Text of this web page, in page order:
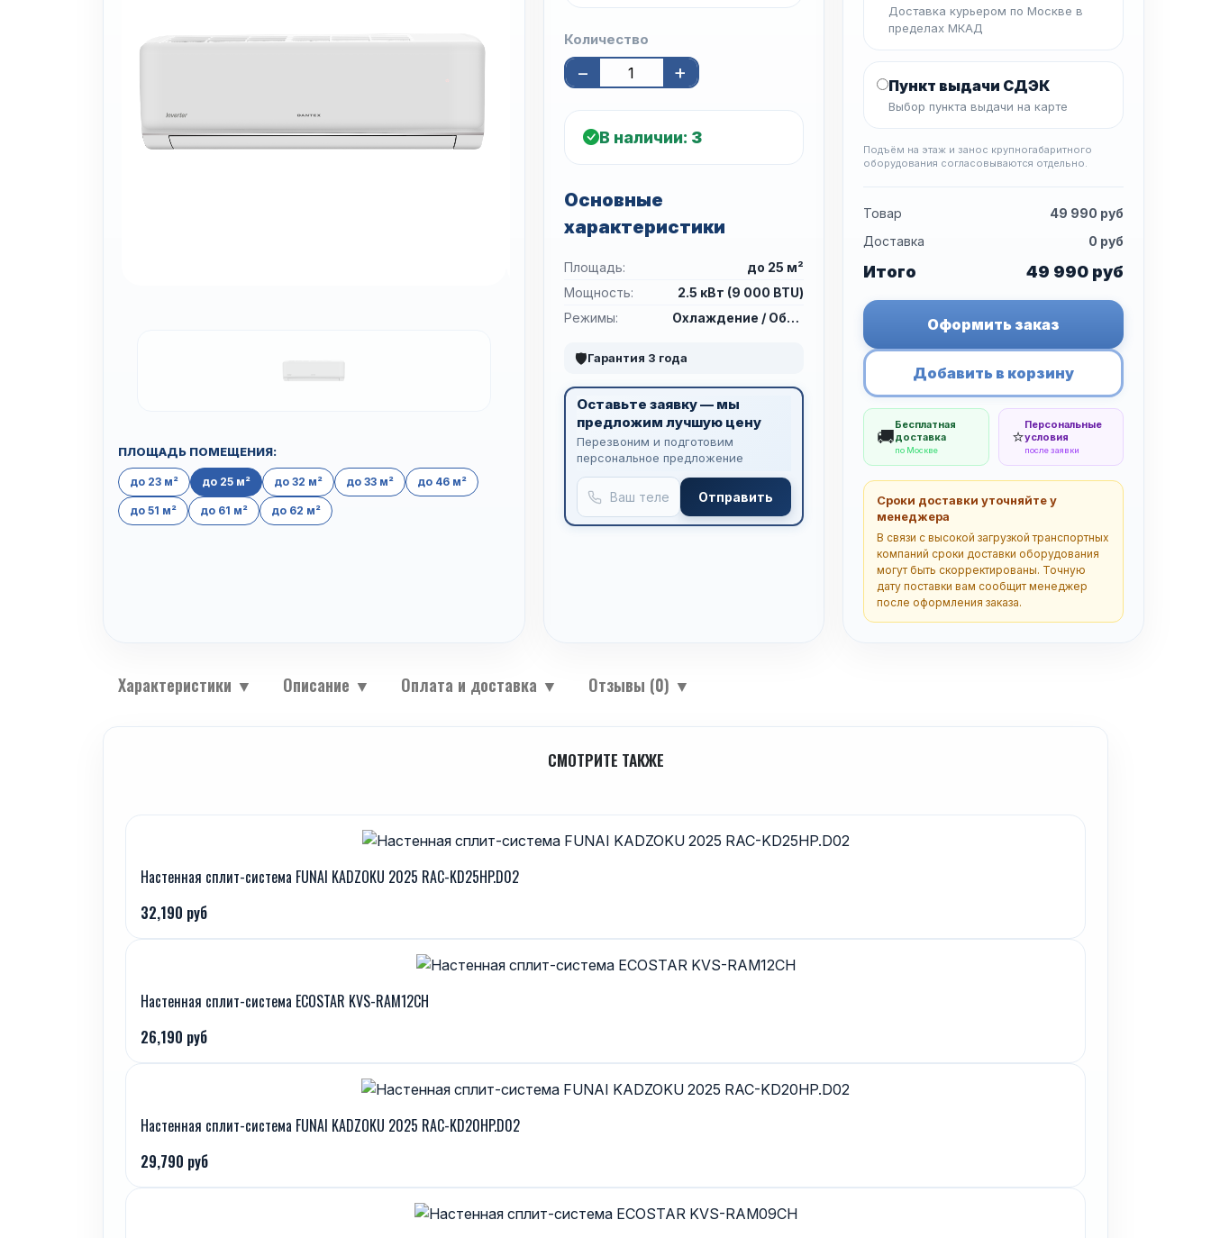
ПЛОЩАДЬ ПОМЕЩЕНИЯ:
до 23 м² до 25 м² до 32 м² до 33 м² до 46 м²
до 51 м² до 61 м² до 62 м²
Количество
− +
В наличии: 3
Основные
характеристики
Площадь:
до 25 м²
Мощность:
2.5 кВт (9 000 BTU)
Режимы:
Охлаждение / Обогрев
🛡Гарантия 3 года
Оставьте заявку — мы
предложим лучшую цену
Перезвоним и подготовим
персональное предложение
Отправить
Доставка курьером по Москве в
пределах МКАД
Пункт выдачи СДЭК
Выбор пункта выдачи на карте
Подъём на этаж и занос крупногабаритного
оборудования согласовываются отдельно.
Товар 49 990 руб
Доставка
0 руб
Итого 49 990руб
Оформить заказ
Добавить в корзину
🚚
Бесплатная
доставка
по Москве
⭐
Персональные
условия
после заявки
Сроки доставки уточняйте у
менеджера
В связи с высокой загрузкой транспортных
компаний сроки доставки оборудования
могут быть скорректированы. Точную
дату поставки вам сообщит менеджер
после оформления заказа.
Характеристики ▼ Описание ▼ Оплата и доставка ▼ Отзывы (0) ▼
СМОТРИТЕ ТАКЖЕ
Настенная сплит-система FUNAI KADZOKU 2025 RAC-KD25HP.D02
32,190 руб
Настенная сплит-система ECOSTAR KVS-RAM12CH
26,190 руб
Настенная сплит-система FUNAI KADZOKU 2025 RAC-KD20HP.D02
29,790 руб